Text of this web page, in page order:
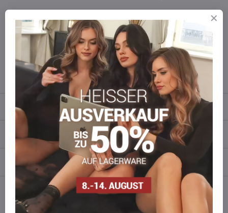
Möchten Sie mehr bestellen ?
Zögern Sie nicht, uns zu kontaktieren, wir füllen die Ware für Sie
info​​@everlady​​.eu
Beschreibung
Bewertungen
Diskussion 0
FacebookTwitter WhatsApp